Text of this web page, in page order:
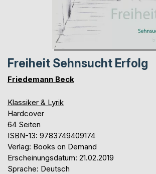
Freiheit Sehnsucht Erfolg
Friedemann Beck
Klassiker & Lyrik
Hardcover
64 Seiten
ISBN-13: 9783749409174
Verlag: Books on Demand
Erscheinungsdatum: 21.02.2019
Sprache: Deutsch